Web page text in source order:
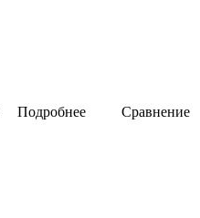
Подробнее Сравнение